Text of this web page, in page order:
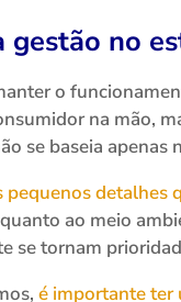
gestão no
o
na mão,
se baseia apenas
pequenos detalhes
ao meio
se tornam
é importante ter